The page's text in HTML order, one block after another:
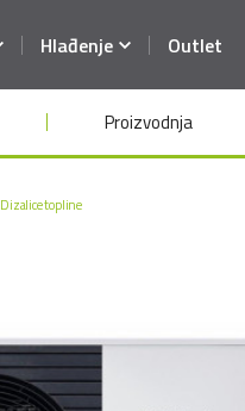
Hlađenje Outlet
Proizvodnja
Dizalice topline